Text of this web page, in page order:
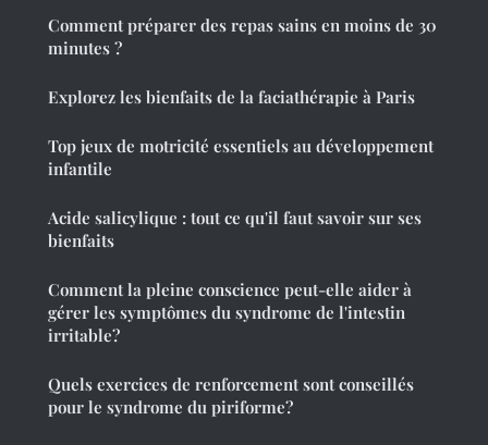
Comment préparer des repas sains en moins de 30
minutes ?
Explorez les bienfaits de la faciathérapie à Paris
Top jeux de motricité essentiels au développement
infantile
Acide salicylique : tout ce qu'il faut savoir sur ses
bienfaits
Comment la pleine conscience peut-elle aider à
gérer les symptômes du syndrome de l'intestin
irritable?
Quels exercices de renforcement sont conseillés
pour le syndrome du piriforme?